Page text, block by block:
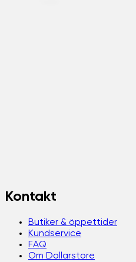
Kontakt
Butiker & öppettider
Kundservice
FAQ
Om Dollarstore